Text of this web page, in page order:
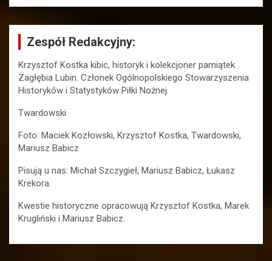
Zespół Redakcyjny:
Krzysztof Kostka kibic, historyk i kolekcjoner pamiątek
Zagłębia Lubin. Członek Ogólnopolskiego Stowarzyszenia
Historyków i Statystyków Piłki Nożnej.
Twardowski
Foto: Maciek Kozłowski, Krzysztof Kostka, Twardowski,
Mariusz Babicz
Pisują u nas: Michał Szczygieł, Mariusz Babicz, Łukasz
Krekora.
Kwestie historyczne opracowują Krzysztof Kostka, Marek
Krugliński i Mariusz Babicz.